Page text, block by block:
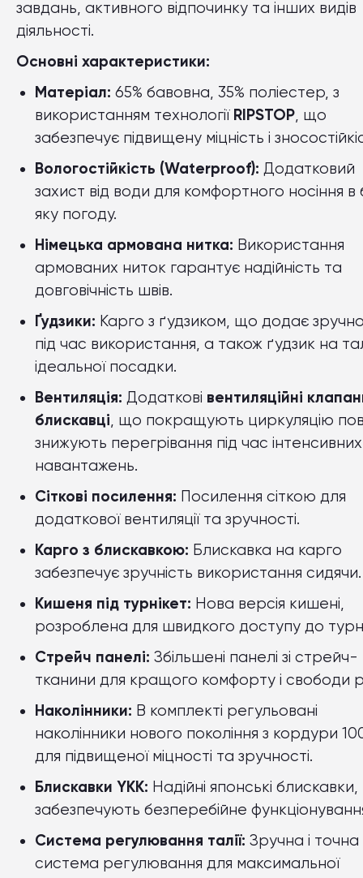
завдань, активного відпочинку та інших видів
діяльності.
Основні характеристики:
Матеріал: 65% бавовна, 35% поліестер, з
використанням технології RIPSTOP, що
забезпечує підвищену міцність і
Вологостійкість (Waterproof): Додатковий
захист від води для комфортного носіння в
яку погоду.
Німецька армована нитка: Використання
армованих ниток гарантує надійність та
довговічність швів.
Ґудзики: Карго з ґудзиком, що додає
під час використання, а також ґудзик на
ідеальної посадки.
Вентиляція: Додаткові вентиляційні
блискавці, що покращують циркуляцію
знижують перегрівання під час інтенсивних
навантажень.
Сіткові посилення: Посилення сіткою для
додаткової вентиляції та зручності.
Карго з блискавкою: Блискавка на карго
забезпечує зручність використання сидячи.
Кишеня під турнікет: Нова версія кишені,
розроблена для швидкого доступу до
Стрейч панелі: Збільшені панелі зі стрейч-
тканини для кращого комфорту і свободи
Наколінники: В комплекті регульовані
наколінники нового покоління з кордури
для підвищеної міцності та зручності.
Блискавки YKK: Надійні японські
забезпечують безперебійне
Система регулювання талії: Зручна і точна
система регулювання для максимальної